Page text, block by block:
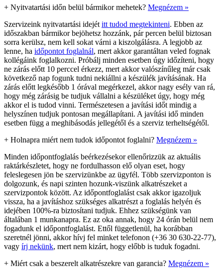
+ Nyitvatartási időn belül bármikor mehetek? Megnézem »
Szervizeink nyitvatartási idejét itt tudod megtekinteni. Ebben az
időszakban bármikor bejöhetsz hozzánk, pár percen belül biztosan
sorra kerülsz, nem kell sokat várni a kiszolgálásra. A legjobb az
lenne, ha időpontot foglalnál, mert akkor garantáltan veled fognak
kollégáink foglalkozni. Próbálj minden esetben úgy időzíteni, hogy
ne zárás előtt 10 perccel érkezz, mert akkor valószínűleg már csak
következő nap fogunk tudni nekiállni a készülék javításának. Ha
zárás előtt legkésőbb 1 órával megérkezel, akkor nagy esély van rá,
hogy még zárásig be tudjuk vállalni a készüléket úgy, hogy még
akkor el is tudod vinni. Természetesen a javítási időt mindig a
helyszínen tudjuk pontosan megállapítani. A javítási idő minden
esetben függ a meghibásodás jellegétől és a szerviz terheltségétől.
+ Holnapra miért nem tudok időpontot foglalni? Megnézem »
Minden időpontfoglalás beérkezésekor ellenőrizzük az aktuális
raktárkészletet, hogy ne fordulhasson elő olyan eset, hogy
feleslegesen jön be szervizünkbe az ügyfél. Több szervizponton is
dolgozunk, és napi szinten hozunk-viszünk alkatrészeket a
szervizpontok között. Az időpontfoglalást csak akkor igazoljuk
vissza, ha a javításhoz szükséges alkatrészt a foglalás helyén és
idejében 100%-ra biztosítani tudjuk. Ehhez szükségünk van
általában 1 munkanapra. Ez az oka annak, hogy 24 órán belül nem
fogadunk el időpontfoglalást. Ettől függetlenül, ha korábban
szeretnél jönni, akkor hívj fel minket telefonon (+36 30 630-22-77),
vagy írj nekünk, mert nem kizárt, hogy előbb is tuduk fogadni.
+ Miért csak a beszerelt alkatrészekre van garancia? Megnézem »